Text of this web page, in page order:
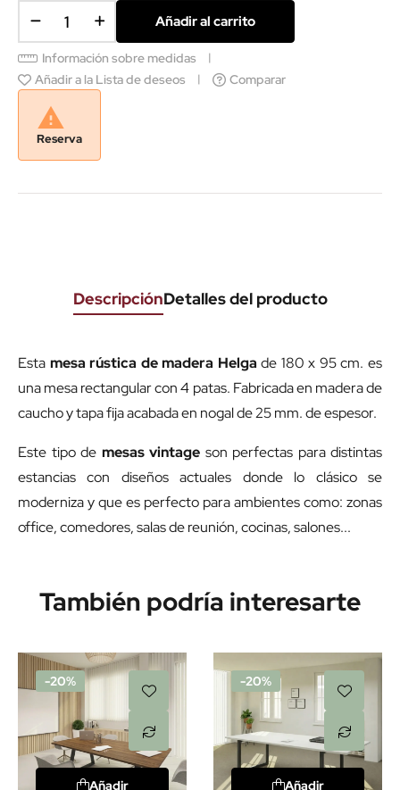
Añadir al carrito
Información sobre medidas
Añadir a la Lista de deseos
Comparar

Reserva
DescripciónDetalles del producto
Esta mesa rústica de madera Helgade 180 x 95 cm. es
una mesa rectangular con 4 patas. Fabricada en madera de
caucho y tapa fija acabada en nogal de 25 mm. de espesor.
Este tipo de mesas vintage son perfectas para distintas
estancias con diseños actuales donde lo clásico se
moderniza y que es perfecto para ambientes como: zonas
office, comedores, salas de reunión, cocinas, salones...
También podría interesarte
-20%
Añadir
-20%
Añadir